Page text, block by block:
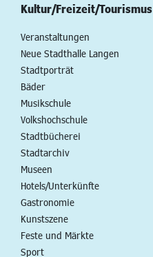
Kultur/Freizeit/Tourismus
Veranstaltungen
Neue Stadthalle Langen
Stadtporträt
Bäder
Musikschule
Volkshochschule
Stadtbücherei
Stadtarchiv
Museen
Hotels/Unterkünfte
Gastronomie
Kunstszene
Feste und Märkte
Sport